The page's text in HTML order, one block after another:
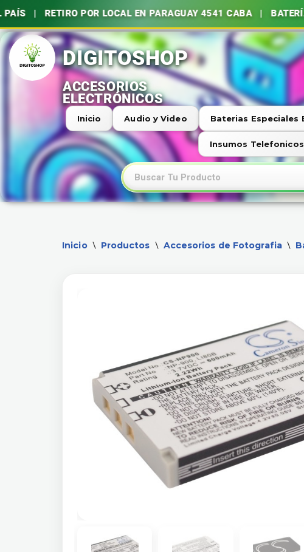
LOCAL EN PARAGUAY 4541 CABA | BATERÍAS,
Ir
al
contenido
Inicio Audio y Video Baterias Especiales
Insumos Telefonicos
Inicio \ Productos \ Accesorios de Fotografia \